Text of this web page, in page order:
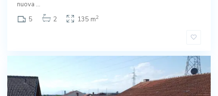
nuova ...
5
2 135 m2